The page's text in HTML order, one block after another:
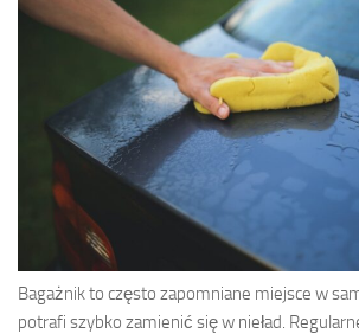
Bagażnik to często zapomniane miejsce w
potrafi szybko zamienić się w nieład.